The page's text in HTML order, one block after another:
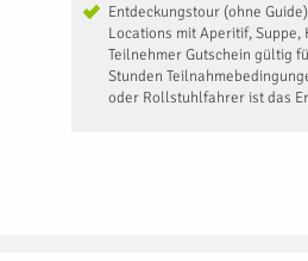
Entdeckungstour (ohne
Locations mit Aperitif, Suppe,
Teilnehmer Gutschein gültig
Stunden
oder Rollstuhlfahrer ist das